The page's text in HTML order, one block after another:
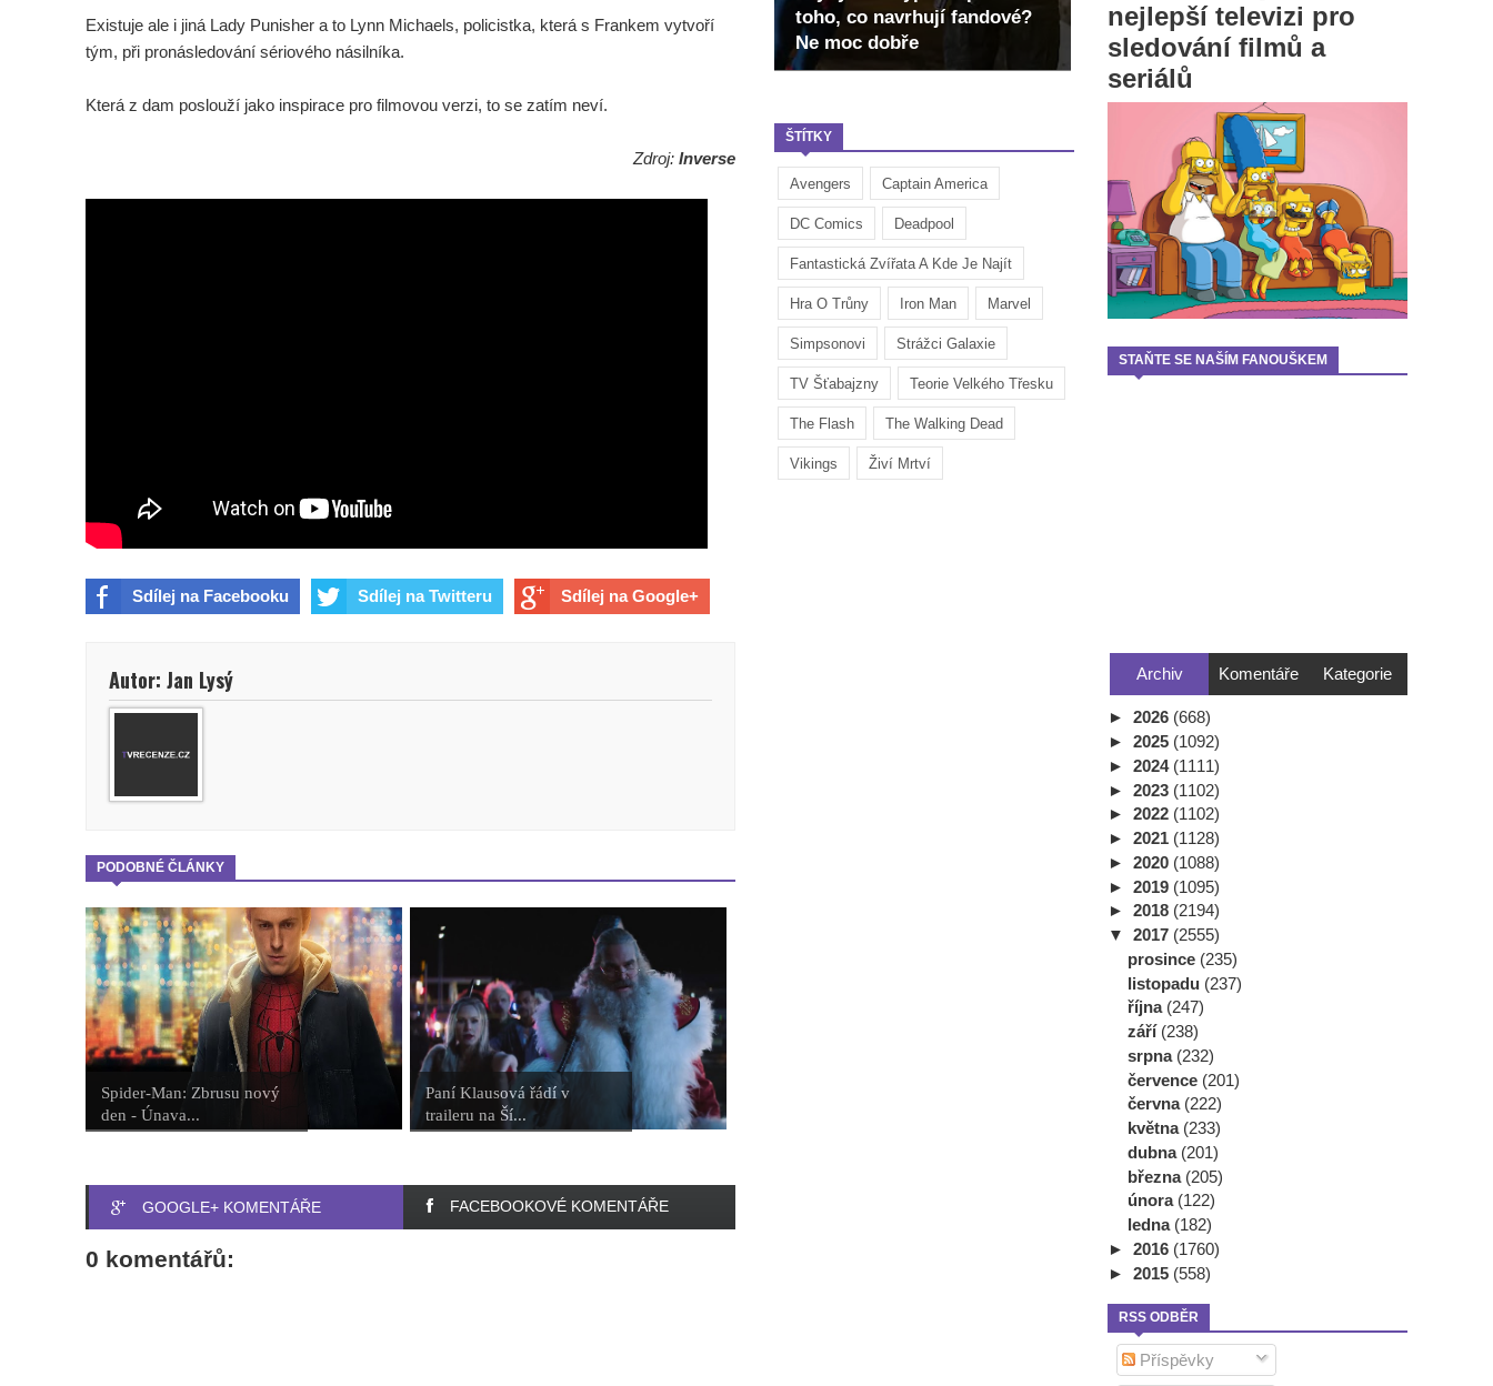
toho, co navrhují fandové?
Ne moc dobře
ŠTÍTKY
Avengers Captain America
DC Comics Deadpool
Fantastická Zvířata A Kde Je Najít
Hra O Trůny Iron Man Marvel
Simpsonovi Strážci Galaxie
TV Šťabajzny Teorie Velkého Třesku
The Flash The Walking Dead
Vikings Živí Mrtví
Existuje ale i jiná Lady Punisher a to Lynn Michaels, policistka, která s Frankem vytvoří
tým, při pronásledování sériového násilníka.
Která z dam poslouží jako inspirace pro filmovou verzi, to se zatím neví.
Zdroj: Inverse
Sdílej na Facebooku Sdílej na Twitteru Sdílej na Google+
Autor: Jan Lysý
PODOBNÉ ČLÁNKY
Spider-Man: Zbrusu nový
den - Únava...
Paní Klausová řádí v
traileru na Ší...
GOOGLE+ KOMENTÁŘE FACEBOOKOVÉ KOMENTÁŘE
0 komentářů:
nejlepší televizi pro
sledování filmů a
seriálů
STAŇTE SE NAŠÍM FANOUŠKEM
Archiv Komentáře Kategorie
► 2026 (668)
► 2025 (1092)
► 2024 (1111)
► 2023 (1102)
► 2022 (1102)
► 2021 (1128)
► 2020 (1088)
► 2019 (1095)
► 2018 (2194)
▼ 2017 (2555)
prosince (235)
listopadu (237)
října (247)
září (238)
srpna (232)
července (201)
června (222)
května (233)
dubna (201)
března (205)
února (122)
ledna (182)
► 2016 (1760)
► 2015 (558)
RSS ODBĚR
Příspěvky